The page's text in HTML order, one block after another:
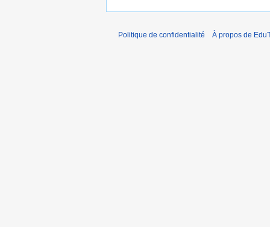
Politique de confidentialité À propos de